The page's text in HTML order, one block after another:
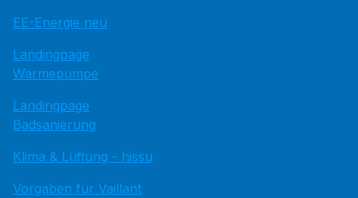
EE-Energie neu
Landingpage
Wärmepumpe
Landingpage
Badsanierung
Klima & Lüftung - hissu
Vorgaben für Vaillant